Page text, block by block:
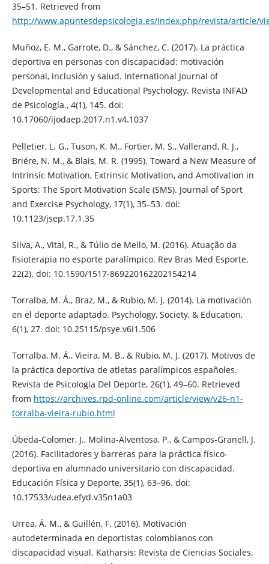
35–51. Retrieved from
http://www.apuntesdepsicologia.es/index.php/revista/article/
Muñoz, E. M., Garrote, D., & Sánchez, C. (2017). La práctica
deportiva en personas con discapacidad: motivación
personal, inclusión y salud. International Journal of
Developmental and Educational Psychology. Revista INFAD
de Psicología., 4(1), 145. doi:
10.17060/ijodaep.2017.n1.v4.1037
Pelletier, L. G., Tuson, K. M., Fortier, M. S., Vallerand, R. J.,
Briére, N. M., & Blais, M. R. (1995). Toward a New Measure of
Intrinsic Motivation, Extrinsic Motivation, and Amotivation in
Sports: The Sport Motivation Scale (SMS). Journal of Sport
and Exercise Psychology, 17(1), 35–53. doi:
10.1123/jsep.17.1.35
Silva, A., Vital, R., & Túlio de Mello, M. (2016). Atuação da
fisioterapia no esporte paralímpico. Rev Bras Med Esporte,
22(2). doi: 10.1590/1517-869220162202154214
Torralba, M. Á., Braz, M., & Rubio, M. J. (2014). La motivación
en el deporte adaptado. Psychology, Society, & Education,
6(1), 27. doi: 10.25115/psye.v6i1.506
Torralba, M. Á., Vieira, M. B., & Rubio, M. J. (2017). Motivos de
la práctica deportiva de atletas paralímpicos españoles.
Revista de Psicología Del Deporte, 26(1), 49–60. Retrieved
from https://archives.rpd-online.com/article/view/v26-n1-
torralba-vieira-rubio.html
Úbeda-Colomer, J., Molina-Alventosa, P., & Campos-Granell, J.
(2016). Facilitadores y barreras para la práctica físico-
deportiva en alumnado universitario con discapacidad.
Educación Física y Deporte, 35(1), 63–96. doi:
10.17533/udea.efyd.v35n1a03
Urrea, Á. M., & Guillén, F. (2016). Motivación
autodeterminada en deportistas colombianos con
discapacidad visual. Katharsis: Revista de Ciencias Sociales,